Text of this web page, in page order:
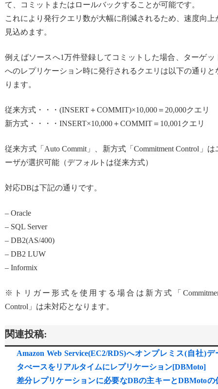
て、コミットまたはロールバックすることが可能です。
これにより発行クエリ数が大幅に削減されるため、速度向上
見込めます。
例えばソースへ1万件登録してコミットした場合、ターゲッ
へのレプリケーション時に発行されるクエリは以下の通りと
ります。
従来方式・・・(INSERT＋COMMIT)×10,000＝20,000クエリ
新方式・・・・INSERT×10,000＋COMMIT＝10,001クエリ
従来方式「Auto Commit」、新方式「Commitment Control」は
ーザが選択可能（デフォルトは従来方式）
対応DBは下記の通りです。
– Oracle
– SQL Server
– DB2(AS/400)
– DB2 LUW
– Informix
※トリガー形式を使用する場合は新方式「
Control」は未対応となります。
関連投稿:
Amazon Web Service(EC2/RDS)へオンプレミス(自社)デ
タべースをリアルタイムにレプリケーション[DBMoto]
差分レプリケーションに必要なDBの主キーとDBMotoの